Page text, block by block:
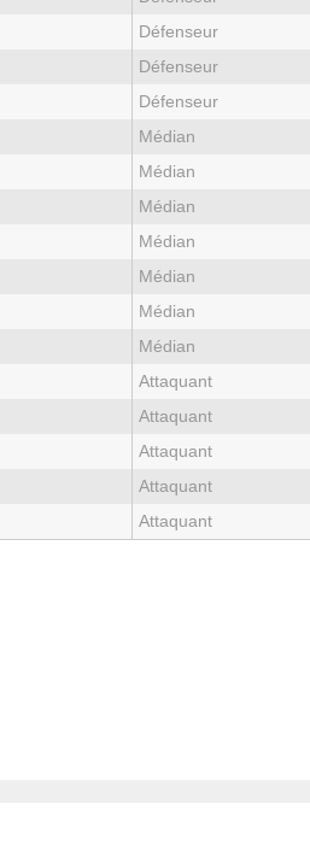
Défenseur
Défenseur
Défenseur
Médian
Médian
Médian
Médian
Médian
Médian
Médian
Attaquant
Attaquant
Attaquant
Attaquant
Attaquant